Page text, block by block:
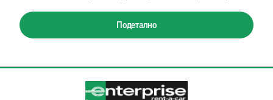
Подетално